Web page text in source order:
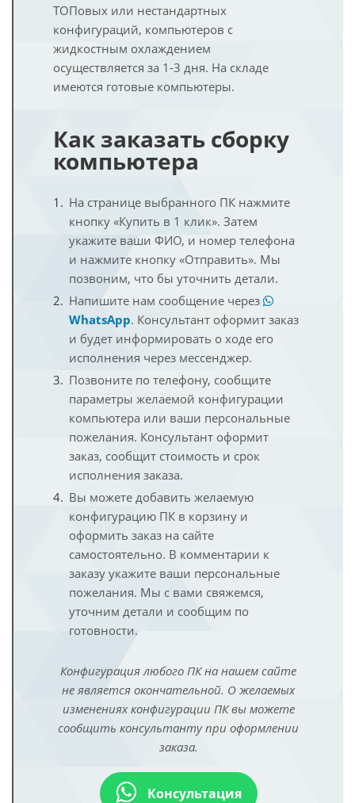
ТОПовых или нестандартных
конфигураций, компьютеров с
жидкостным охлаждением
осуществляется за 1-3 дня. На складе
имеются готовые компьютеры.
Как заказать сборку
компьютера
На странице выбранного ПК нажмите
кнопку «Купить в 1 клик». Затем
укажите ваши ФИО, и номер телефона
и нажмите кнопку «Отправить». Мы
позвоним, что бы уточнить детали.
Напишите нам сообщение через
WhatsApp. Консультант оформит заказ
и будет информировать о ходе его
исполнения через мессенджер.
Позвоните по телефону, сообщите
параметры желаемой конфигурации
компьютера или ваши персональные
пожелания. Консультант оформит
заказ, сообщит стоимость и срок
исполнения заказа.
Вы можете добавить желаемую
конфигурацию ПК в корзину и
оформить заказ на сайте
самостоятельно. В комментарии к
заказу укажите ваши персональные
пожелания. Мы с вами свяжемся,
уточним детали и сообщим по
готовности.
Конфигурация любого ПК на нашем сайте
не является окончательной. О желаемых
изменениях конфигурации ПК вы можете
сообщить консультанту при оформлении
заказа.
Консультация